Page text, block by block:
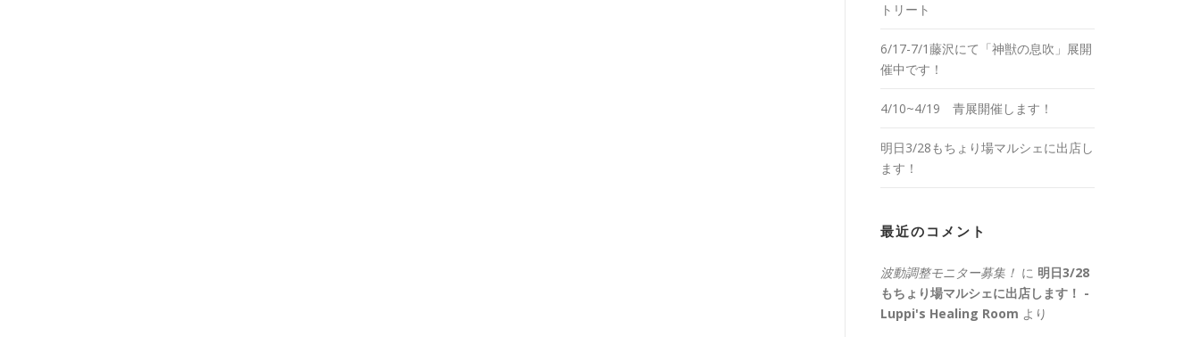
トリート
6/17-7/1藤沢にて「神獣の息吹」展開
催中です！
4/10~4/19 青展開催します！
明日3/28もちょり場マルシェに出店し
ます！
最近のコメント
波動調整モニター募集！ に 明日3/28
もちょり場マルシェに出店します！ -
Luppi's Healing Room より